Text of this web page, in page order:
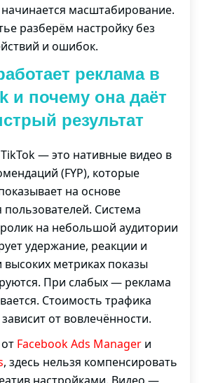
масштабирование.
разберём настройку без
и ошибок.
реклама в
и почему она даёт
результат
— это нативные видео в
(FYP), которые
на основе
пользователей. Система
ролик на небольшой аудитории
удержание, реакции и
высоких метриках показы
При слабых — реклама
Стоимость трафика
от вовлечённости.
Facebook Ads Manager и
, здесь нельзя компенсировать